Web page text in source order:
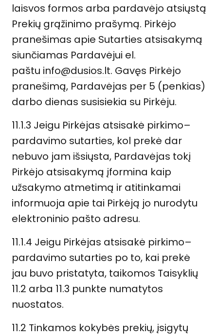
laisvos formos arba pardavėjo atsiųstą
Prekių grąžinimo prašymą. Pirkėjo
pranešimas apie Sutarties atsisakymą
siunčiamas Pardavėjui el.
paštu info@dusios.lt. Gavęs Pirkėjo
pranešimą, Pardavėjas per 5 (penkias)
darbo dienas susisiekia su Pirkėju.
11.1.3 Jeigu Pirkėjas atsisakė pirkimo–
pardavimo sutarties, kol prekė dar
nebuvo jam išsiųsta, Pardavėjas tokį
Pirkėjo atsisakymą įformina kaip
užsakymo atmetimą ir atitinkamai
informuoja apie tai Pirkėją jo nurodytu
elektroninio pašto adresu.
11.1.4 Jeigu Pirkėjas atsisakė pirkimo–
pardavimo sutarties po to, kai prekė
jau buvo pristatyta, taikomos Taisyklių
11.2 arba 11.3 punkte numatytos
nuostatos.
11.2 Tinkamos kokybės prekių, įsigytų